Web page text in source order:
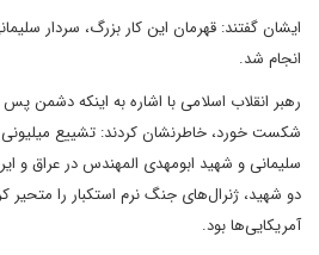
ایشان گفتند: قهرمان این کار بزرگ، سردار
انجام شد.
رهبر انقلاب اسلامی با اشاره به اینکه دشمن
شکست خورد، خاطرنشان کردند: تشییع
سلیمانی و شهید ابومهدی المهندس در عراق و
دو شهید، ژنرال‌های جنگ نرم استکبار را
آمریکایی‌ها بود.